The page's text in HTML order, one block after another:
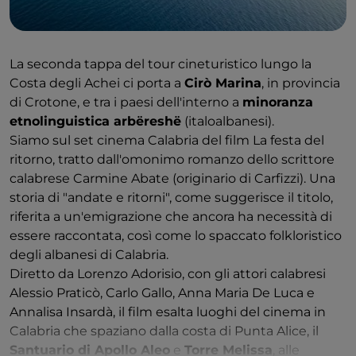
La seconda tappa del tour cineturistico lungo la
Costa degli Achei ci porta a Cirò Marina, in provincia
di Crotone, e tra i paesi dell'interno a minoranza
etnolinguistica arbëreshë (italoalbanesi).
Siamo sul set cinema Calabria del film La festa del
ritorno, tratto dall'omonimo romanzo dello scrittore
calabrese Carmine Abate (originario di Carfizzi). Una
storia di "andate e ritorni", come suggerisce il titolo,
riferita a un'emigrazione che ancora ha necessità di
essere raccontata, così come lo spaccato folkloristico
degli albanesi di Calabria.
Diretto da Lorenzo Adorisio, con gli attori calabresi
Alessio Praticò, Carlo Gallo, Anna Maria De Luca e
Annalisa Insardà, il film esalta luoghi del cinema in
Calabria che spaziano dalla costa di Punta Alice, il
Santuario di Apollo Aleo e Torre Melissa , alle